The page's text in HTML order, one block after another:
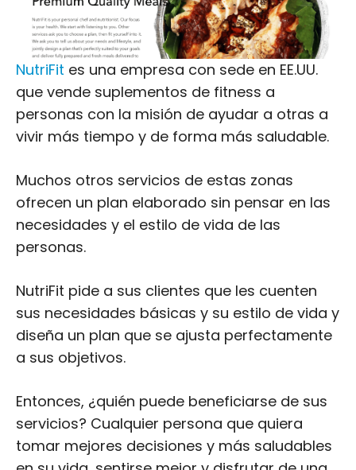
personas con la misión de ayudar a otras a
vivir más tiempo y de forma más saludable.
Muchos otros servicios de estas zonas
ofrecen un plan elaborado sin pensar en las
necesidades y el estilo de vida de las
NutriFit pide a sus clientes que les cuenten
sus necesidades básicas y su estilo de vida y
diseña un plan que se ajusta perfectamente
a sus objetivos.
Entonces, ¿quién puede beneficiarse de sus
servicios? Cualquier persona que quiera
tomar mejores decisiones y más saludables
en su vida, sentirse mejor y disfrutar de una
comida deliciosa manteniendo la salud
puede conectar con ellos.
Lo mejor de su dieta es que no contiene OMG